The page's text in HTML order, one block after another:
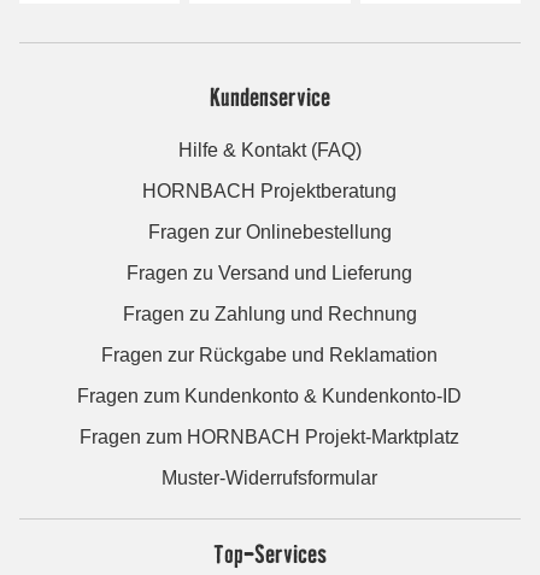
Kundenservice
Hilfe & Kontakt (FAQ)
HORNBACH Projektberatung
Fragen zur Onlinebestellung
Fragen zu Versand und Lieferung
Fragen zu Zahlung und Rechnung
Fragen zur Rückgabe und Reklamation
Fragen zum Kundenkonto & Kundenkonto-ID
Fragen zum HORNBACH Projekt-Marktplatz
Muster-Widerrufsformular
Top-Services